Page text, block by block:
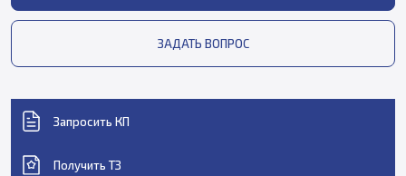
ЗАДАТЬ ВОПРОС
Запросить КП
Получить ТЗ